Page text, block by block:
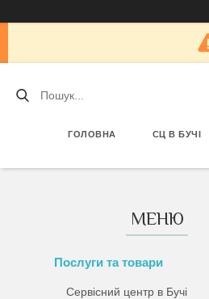
ГОЛОВНА СЦ В БУЧІ
Послуги та товари
Сервісний центр в Бучі